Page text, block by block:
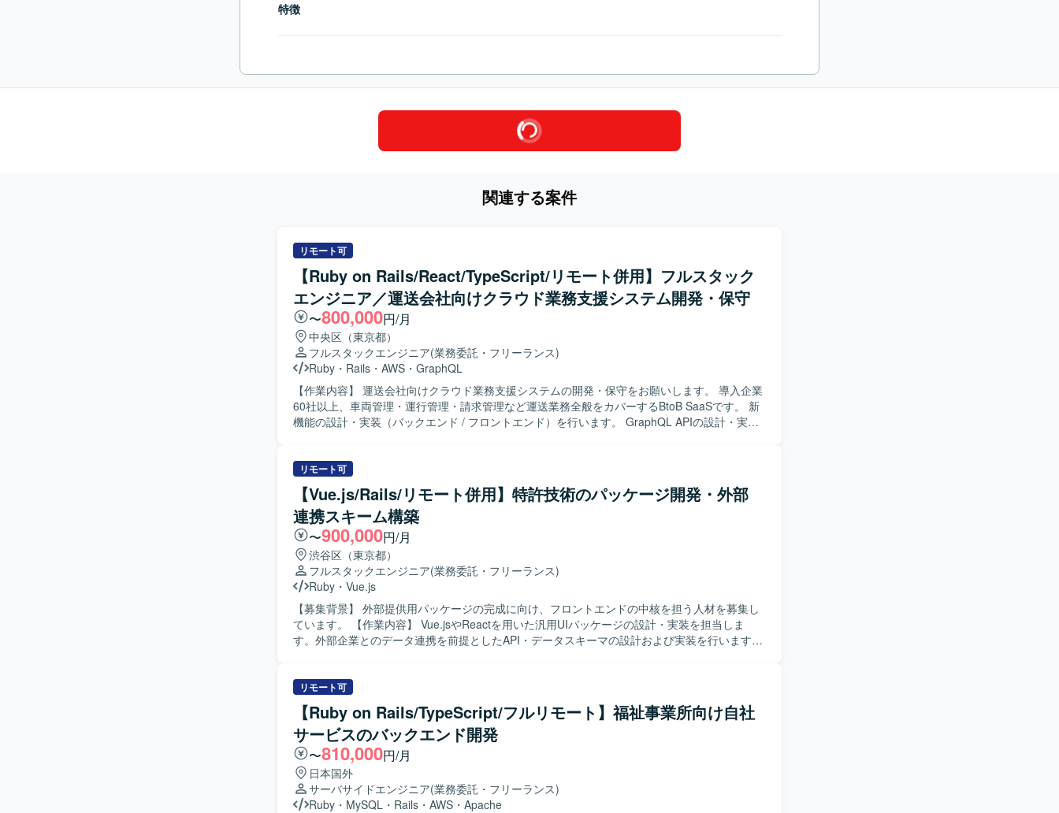
特徴
関連する案件
リモート可
【Ruby on Rails/React/TypeScript/リモート併用】フルスタック
エンジニア／運送会社向けクラウド業務支援システム開発・保守
〜800,000円/月
中央区（東京都）
フルスタックエンジニア(業務委託・フリーランス)
Ruby ・ Rails ・ AWS ・ GraphQL
【作業内容】 運送会社向けクラウド業務支援システムの開発・保守をお願いします。 導入企業
60社以上、車両管理・運行管理・請求管理など運送業務全般をカバーするBtoB SaaSです。 新
機能の設計・実装（バックエンド / フロントエンド）を行います。 GraphQL APIの設計・実装
: Ruby 3.2 / Rails 7.1 フロントエンド : React 18 / TypeScript 5.1 / Apollo Client (GraphQL) デ
ザインツール：Figma など データベース : Amazon RDS インフラ : AWS (ECS) バージョン管
理 : Git/GitHub コミュニケーション/タスク管理 : Slack, Google Meet, Notion を利用していま
す。
リモート可
【Vue.js/Rails/リモート併用】特許技術のパッケージ開発・外部
連携スキーム構築
〜900,000円/月
渋谷区（東京都）
フルスタックエンジニア(業務委託・フリーランス)
Ruby ・ Vue.js
【募集背景】 外部提供用パッケージの完成に向け、フロントエンドの中核を担う人材を募集し
ています。 【作業内容】 Vue.jsやReactを用いた汎用UIパッケージの設計・実装を担当しま
す。外部企業とのデータ連携を前提としたAPI・データスキーマの設計および実装を行います。
方を求めています。 【ポジションの魅力】 大手ポイント発行企業へ自社開発の特許エンジンを
パッケージ提供する経験を積めます。画面開発にとどまらず、スキーマ設計やバックエンド実
装まで一貫して携われます。 【開発環境】 Vue.js、React、Ruby on Railsを使用します。
Claude Code、GitHub Copilot、CodexなどのAIツールを活用した開発環境です。
リモート可
【Ruby on Rails/TypeScript/フルリモート】福祉事業所向け自社
サービスのバックエンド開発
〜810,000円/月
日本国外
サーバサイドエンジニア(業務委託・フリーランス)
Ruby ・ MySQL ・ Rails ・ AWS ・ Apache